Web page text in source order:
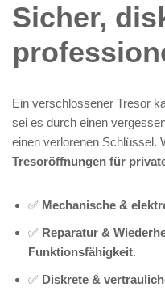
Sicher,
Ein verschlossener Tresor
sei es durch einen
einen verlorenen Schlüssel.
Tresoröffnungen für
✅ Mechanische &
✅ Reparatur &
Funktionsfähigkeit.
✅ Diskrete &